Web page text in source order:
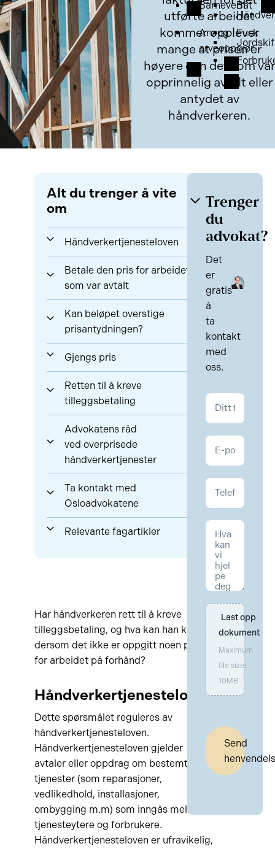
Barnevern
Arv og
arveoppgjør
Båt
Fusk
utførte arbeidet
kommer opplever
mange at prisen er
høyere enn det som var
opprinnelig avtalt eller
antydet av
håndverkeren.
Alt du trenger å vite
om
Håndverkertjenesteloven
Betale den pris for arbeidet
som var avtalt
Kan beløpet overstige
prisantydningen?
Gjengs pris
Retten til å kreve
tilleggsbetaling
Advokatens råd
ved overprisede
håndverkertjenester
Ta kontakt med
Osloadvokatene
Relevante fagartikler
Har håndverkeren rett til å kreve
tilleggsbetaling, og hva kan han kreve
dersom det ikke er oppgitt noen pris
for arbeidet på forhånd?
Håndverkertjenesteloven
Dette spørsmålet reguleres av
håndverkertjenesteloven.
Håndverkertjenesteloven gjelder
avtaler eller oppdrag om bestemte
tjenester (som reparasjoner,
vedlikedhold, installasjoner,
ombygging m.m) som inngås mellom
tjenesteytere og forbrukere.
Håndverkertjenesteloven er ufravikelig,
Trenger
du
advokat?
Det
er
gratis
å
ta
kontakt
med
oss.
Kontakt
Last opp
dokument
Maximum
file size:
10MB
Send